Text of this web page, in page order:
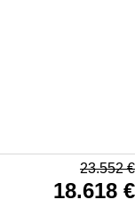
23.552€
18.618 €